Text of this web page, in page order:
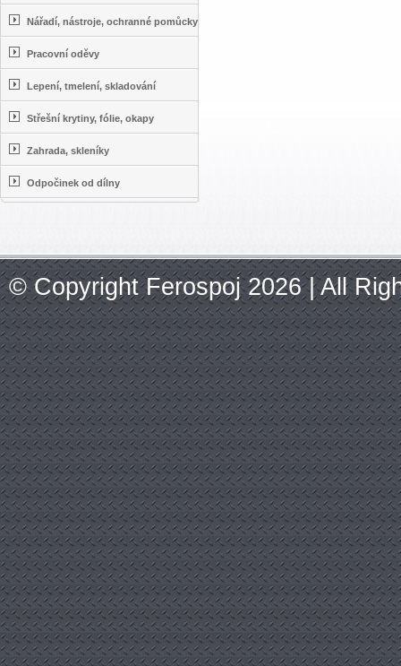
Nářadí, nástroje, ochranné pomůcky
Pracovní oděvy
Lepení, tmelení, skladování
Střešní krytiny, fólie, okapy
Zahrada, skleníky
Odpočinek od dílny
© Copyright Ferospoj 2026 | All